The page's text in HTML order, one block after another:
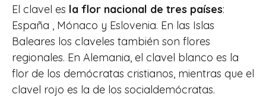
El clavel es la flor nacional de tres países:
España , Mónaco y Eslovenia. En las Islas
Baleares los claveles también son flores
regionales. En Alemania, el clavel blanco es la
flor de los demócratas cristianos, mientras que el
clavel rojo es la de los socialdemócratas.